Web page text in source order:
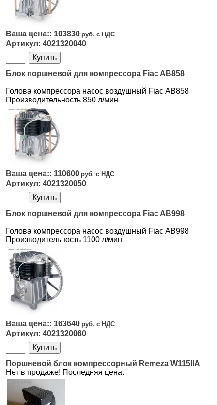
103830
4021320040
Блок поршневой для компрессора Fiac AB858
Голова компрессора насос воздушный Fiac АВ858
Производительность 850 л/мин
110600
4021320050
Блок поршневой для компрессора Fiac AB998
Голова компрессора насос воздушный Fiac АВ998
Производительность 1100 л/мин
163640
4021320060
Поршневой блок компрессорный Remeza W115IIA
Нет в продаже! Последняя цена.